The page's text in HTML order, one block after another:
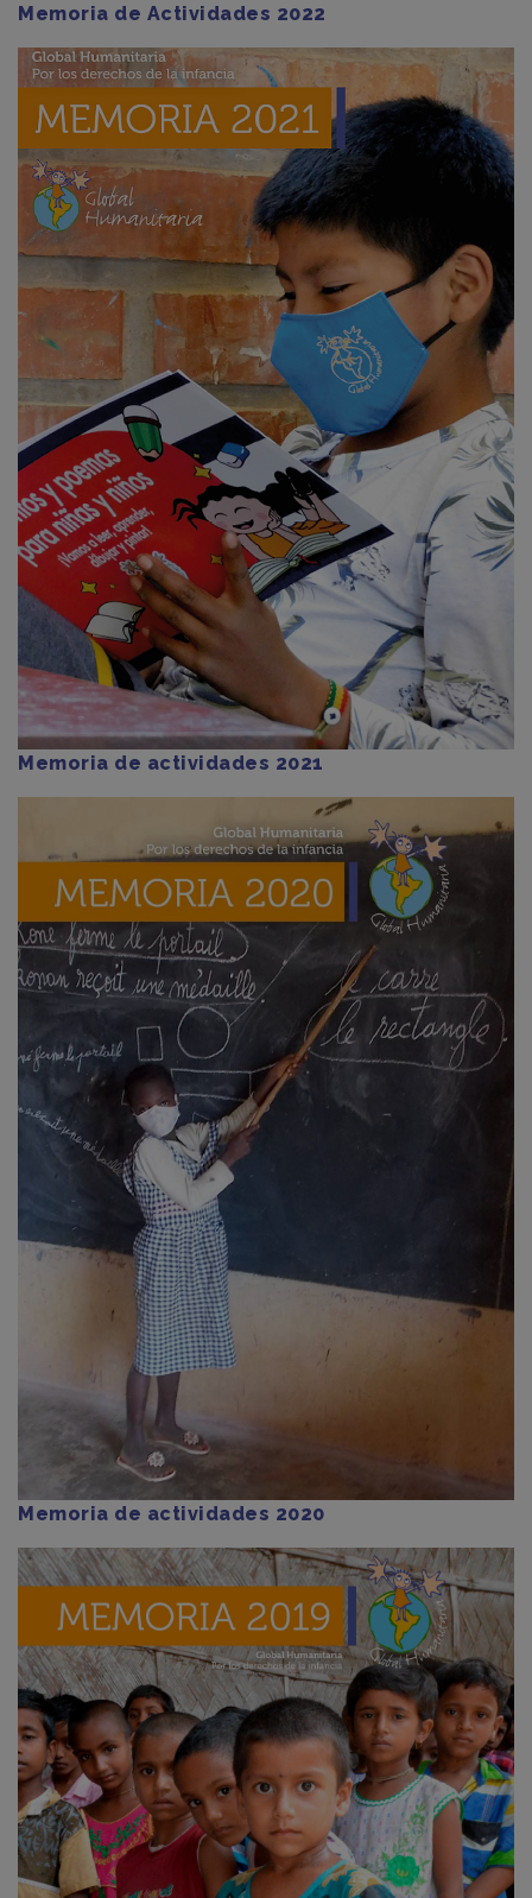
Memoria de Actividades 2022
Memoria de actividades 2021
Memoria de actividades 2020